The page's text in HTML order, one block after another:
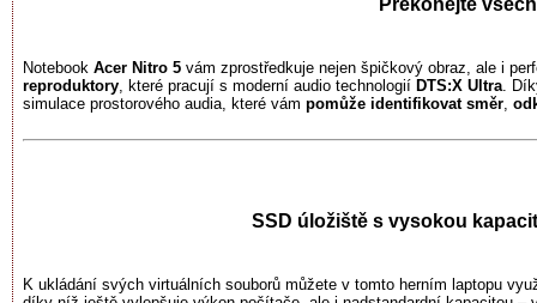
Překonejte
Notebook Acer Nitro 5 vám zprostředkuje nejen špičkový obraz, ale i
reproduktory, které pracují s moderní audio technologií DTS:X Ultra.
simulace prostorového audia, které vám pomůže identifikovat směr,
SSD úložiště s vysokou
K ukládání svých virtuálních souborů můžete v tomto herním laptopu